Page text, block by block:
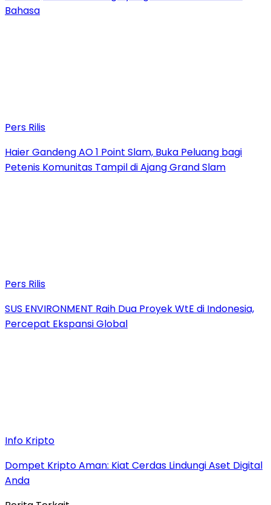
Bahasa
Pers Rilis
Haier Gandeng AO 1 Point Slam, Buka Peluang bagi
Petenis Komunitas Tampil di Ajang Grand Slam
Pers Rilis
SUS ENVIRONMENT Raih Dua Proyek WtE di Indonesia,
Percepat Ekspansi Global
Info Kripto
Dompet Kripto Aman: Kiat Cerdas Lindungi Aset Digital
Anda